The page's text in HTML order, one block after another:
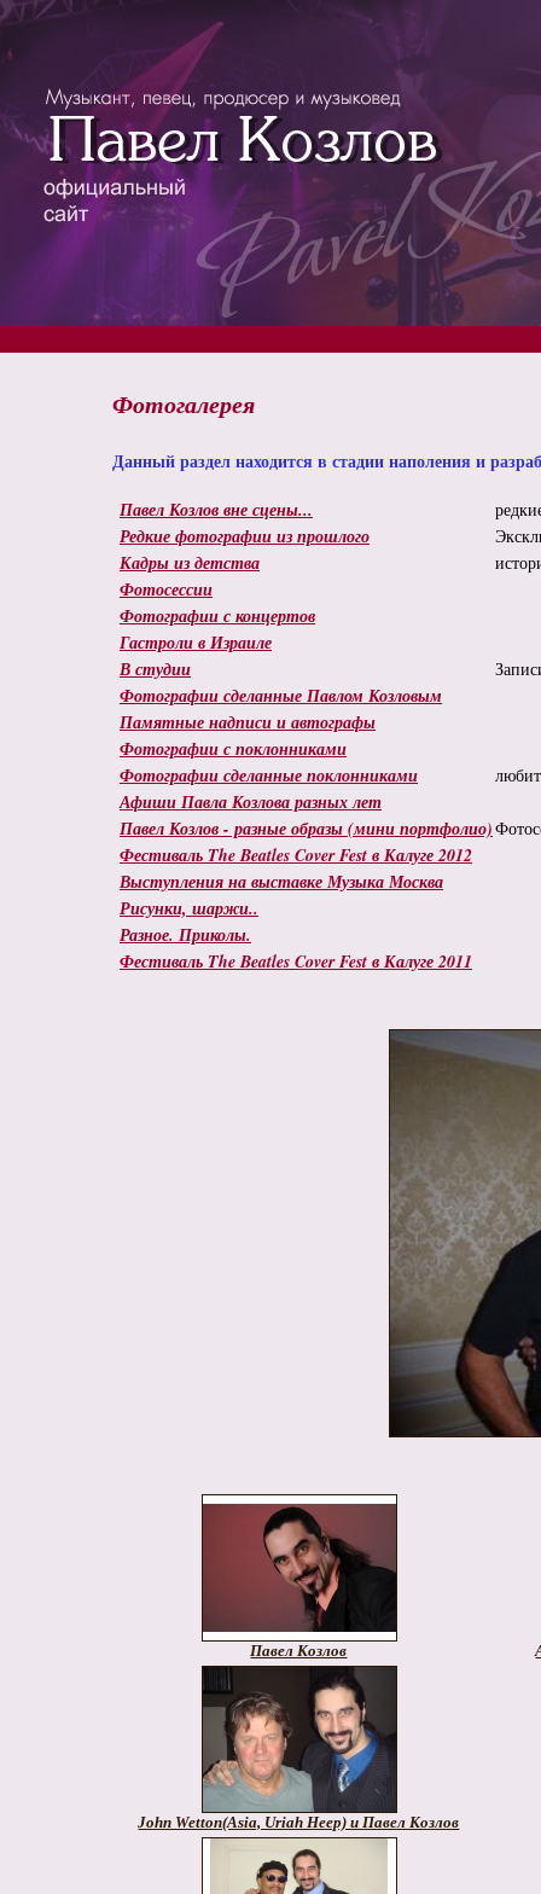
Фотогалерея
Данный раздел находится в стадии наполения и
Павел Козлов вне сцены...
Редкие фотографии из прошлого
Кадры из детства
Фотосессии
Фотографии с концертов
Гастроли в Израиле
В студии
Фотографии сделанные Павлом Козловым
Памятные надписи и автографы
Фотографии с поклонниками
Фотографии сделанные поклонниками
Афиши Павла Козлова разных лет
Павел Козлов - разные образы (мини портфолио)
Фестиваль The Beatles Cover Fest в Калуге 2012
Выступления на выставке Музыка Москва
Рисунки, шаржи..
Разное. Приколы.
Фестиваль The Beatles Cover Fest в Калуге 2011
Павел Козлов
John Wetton(Asia, Uriah Heep) и Павел Козлов